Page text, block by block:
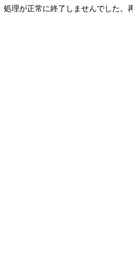
処理が正常に終了しませんでした。